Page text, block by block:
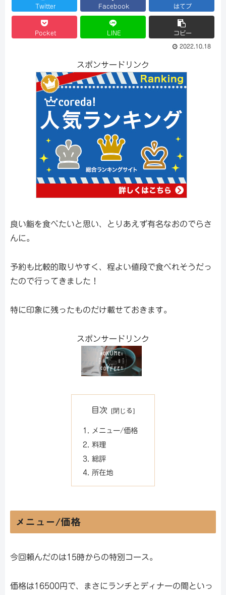
Twitter Facebook はてブ
Pocket LINE コピー
2022.10.18
スポンサードリンク
良い鮨を食べたいと思い、とりあえず有名なおのでらさ
んに。
予約も比較的取りやすく、程よい値段で食べれそうだっ
たので行ってきました！
特に印象に残ったものだけ載せておきます。
スポンサードリンク
目次
メニュー/価格
料理
総評
所在地
メニュー/価格
今回頼んだのは15時からの特別コース。
価格は16500円で、まさにランチとディナーの間といっ